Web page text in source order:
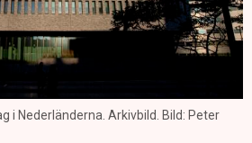
i Nederländerna. Arkivbild. Bild: Peter